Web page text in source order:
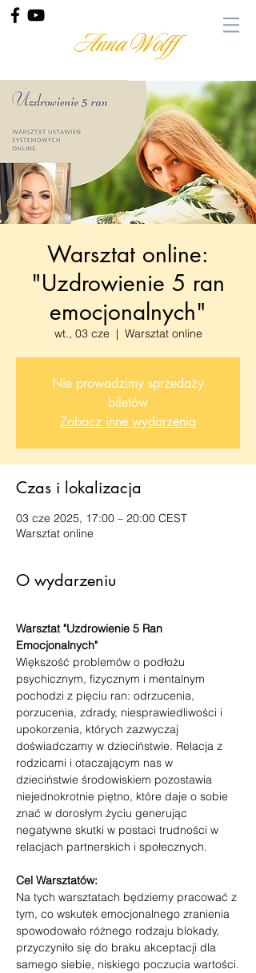
Anna Wolff
Warsztat online:
"Uzdrowienie 5 ran
emocjonalnych"
wt., 03 cze
  |
Warsztat online
Nie prowadzimy sprzedaży
biletów
Zobacz inne wydarzenia
Czas i lokalizacja
03 cze 2025, 17:00 – 20:00 CEST
Warsztat online
O wydarzeniu
Warsztat "Uzdrowienie 5 Ran
Emocjonalnych"
Większość problemów o podłożu
psychicznym, fizycznym i mentalnym
pochodzi z pięciu ran: odrzucenia,
porzucenia, zdrady, niesprawiedliwości i
upokorzenia, których zazwyczaj
doświadczamy w dzieciństwie. Relacja z
rodzicami i otaczającym nas w
dzieciństwie środowiskiem pozostawia
niejednokrotnie piętno, które daje o sobie
znać w dorosłym życiu generując
negatywne skutki w postaci trudności w
relacjach partnerskich i społecznych.
Cel Warsztatów:
Na tych warsztatach będziemy pracować z
tym, co wskutek emocjonalnego zranienia
spowodowało różnego rodzaju blokady,
przyczyniło się do braku akceptacji dla
samego siebie, niskiego poczucia wartości.